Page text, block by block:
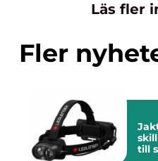
Läs fler
Fler
skillnad från
till